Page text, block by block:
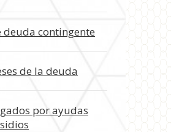
deuda contingente
de la deuda
por ayudas